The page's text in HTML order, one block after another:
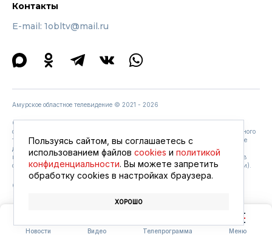
Новости Видео Телепрограмма Меню
Контакты
E-mail: 1obltv@mail.ru
Амурское областное телевидение © 2021 - 2026
Содержание программ, размещенных на сайте www.amurobl.ru, может не
совпадать с содержанием программ, вышедших в эфире «Амурского областного
телевидения».Соглашение с условиями обработки персональных данных
. Не
допускается копирование, распространение, опубликование или иное
использование материалов Сайта без ссылки на порталhttps://amurobl.tv/
(в
случае размещения в Интернете обязательно наличие активной гиперссылки).
Сопровождение сайта —
Пользуясь сайтом, вы соглашаетесь с
использованием файлов cookies и политикой
конфиденциальности. Вы можете запретить
обработку сookies в настройках браузера.
ХОРОШО